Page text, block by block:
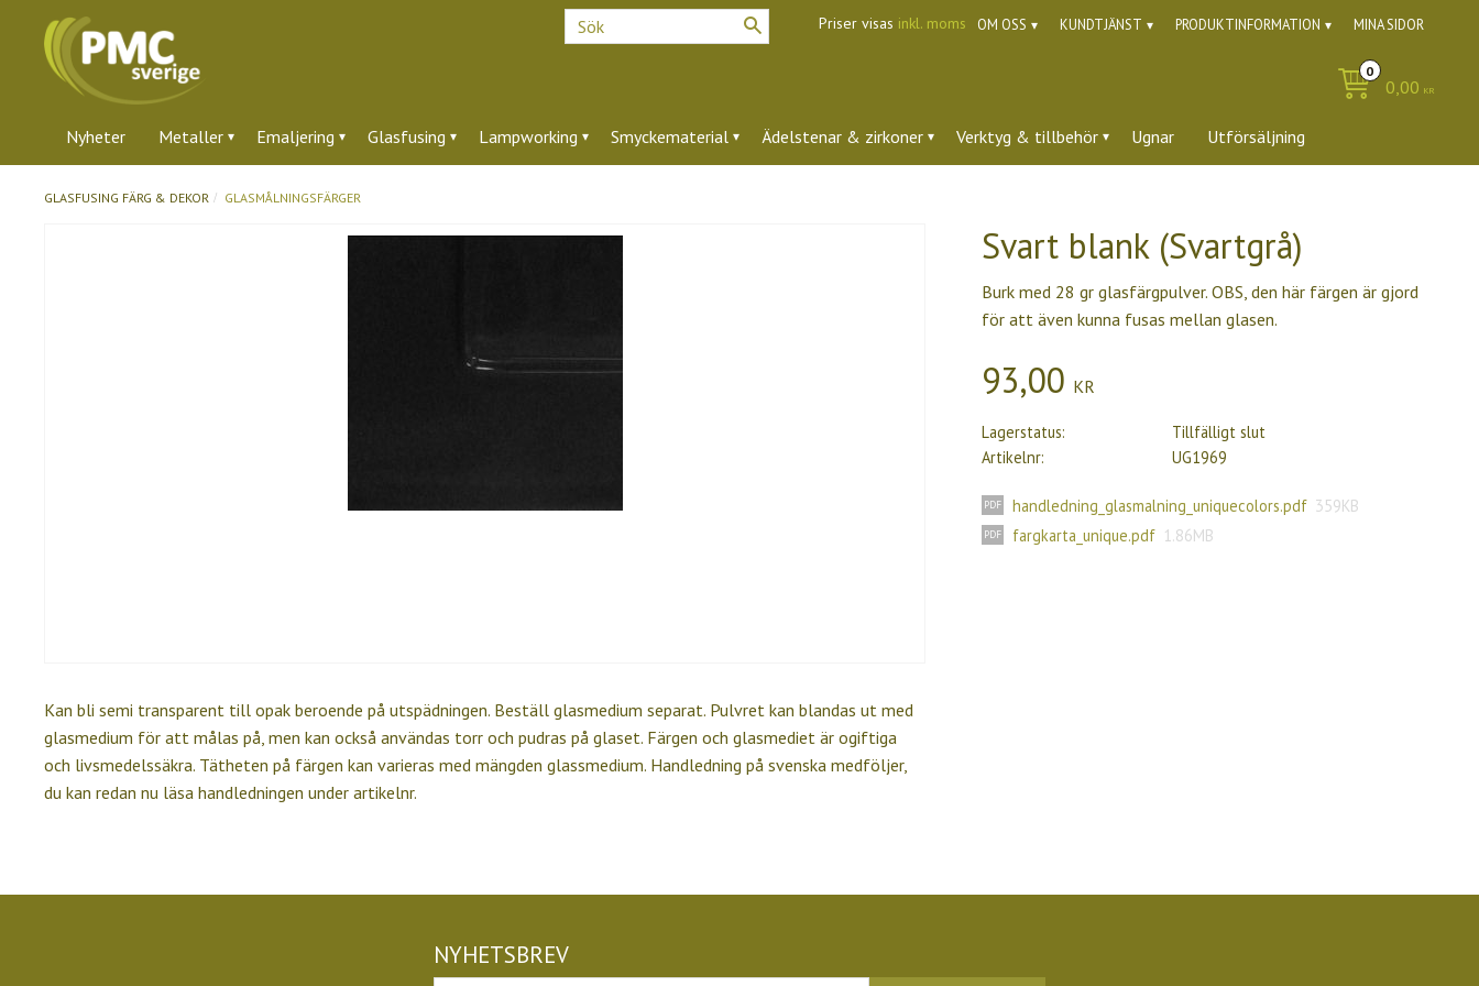
OM OSS KUNDTJÄNST PRODUKTINFORMATION MINA SIDOR
Priser visas inkl. moms
0,00 KR
Nyheter Metaller Emaljering Glasfusing Lampworking Smyckematerial Ädelstenar & zirkoner Verktyg & tillbehör Ugnar Utförsäljning
GLASFUSING FÄRG & DEKOR GLASMÅLNINGSFÄRGER
Svart blank (Svartgrå)
Burk med 28 gr glasfärgpulver. OBS, den här färgen är gjord
för att även kunna fusas mellan glasen.
93,00 KR
Lagerstatus
Tillfälligt slut
Artikelnr
UG1969
handledning_glasmalning_uniquecolors.pdf 359KB
fargkarta_unique.pdf 1.86MB
Kan bli semi transparent till opak beroende på utspädningen. Beställ glasmedium separat. Pulvret kan blandas ut med
glasmedium för att målas på, men kan också användas torr och pudras på glaset. Färgen och glasmediet är ogiftiga
och livsmedelssäkra. Tätheten på färgen kan varieras med mängden glassmedium. Handledning på svenska medföljer,
du kan redan nu läsa handledningen under artikelnr.
NYHETSBREV